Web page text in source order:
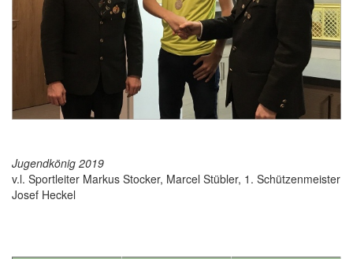
Jugendkönig 2019
v.l. Sportleiter Markus Stocker, Marcel Stübler, 1. Schützenmeister
Josef Heckel